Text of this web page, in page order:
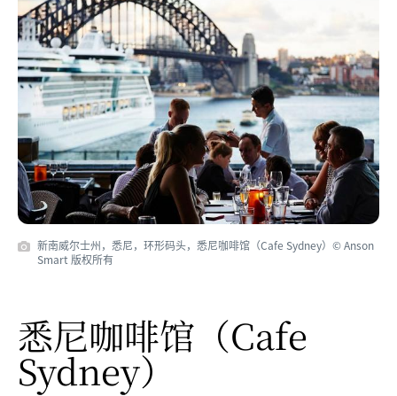
新南威尔士州，悉尼，环形码头，悉尼咖啡馆（Cafe Sydney）© Anson
Smart 版权所有
悉尼咖啡馆 （Cafe
Sydney）